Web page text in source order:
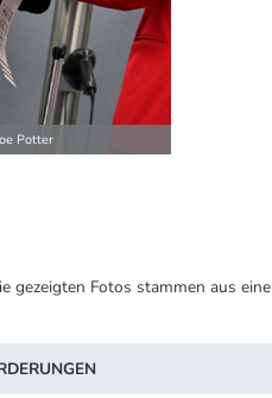
Potter
gezeigten Fotos stammen aus